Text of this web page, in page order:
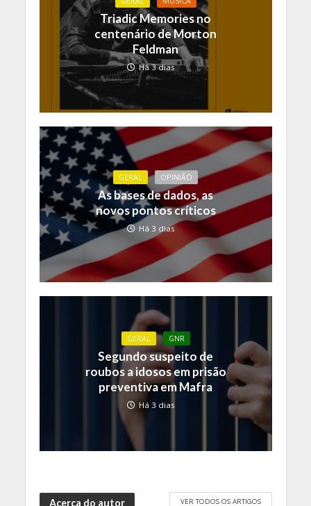
Triadic Memories no
centenário de Morton
Feldman
Há 3 dias
GERAL OPINIÃO
As bases de dados, as
novos pontos críticos
Há 3 dias
GERAL GNR
Segundo suspeito de
roubos a idosos em prisão
preventiva em Mafra
Há 3 dias
Acerca do autor VER TODOS OS ARTIGOS